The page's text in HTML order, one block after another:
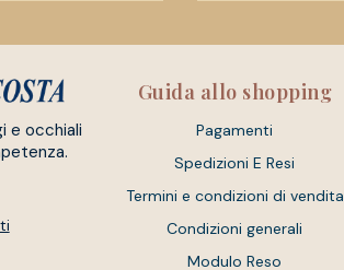
e occhiali
Guida allo shopping
Pagamenti
Spedizioni E Resi
Termini e condizioni di vendita
Condizioni generali
Modulo Reso